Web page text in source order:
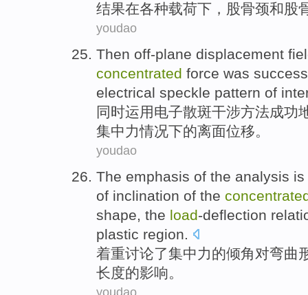
结果在各种载荷下 ， 股骨颈和股
youdao
Then off-plane displacement
concentrated force was
electrical speckle pattern of
同时运用电子散斑干涉方法成功
集中力情况下的离面位移。
youdao
The emphasis of the analysis
of inclination of the
shape, the load-deflection
plastic region.
着重讨论了集中力的倾角对弯曲
长度的影响。
youdao